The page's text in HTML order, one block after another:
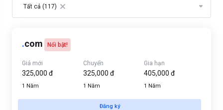
Tất cả (117) ×
.com Nổi bật!
Giá mới
325,000 đ
1 Năm
Chuyển
325,000 đ
1 Năm
Gia hạn
405,000 đ
1 Năm
Đăng ký